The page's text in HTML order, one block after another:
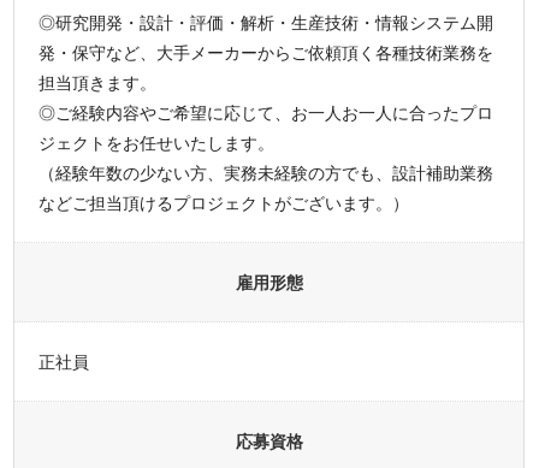
◎研究開発・設計・評価・解析・生産技術・情報システム開
発・保守など、大手メーカーからご依頼頂く各種技術業務を
担当頂きます。
◎ご経験内容やご希望に応じて、お一人お一人に合ったプロ
ジェクトをお任せいたします。
（経験年数の少ない方、実務未経験の方でも、設計補助業務
などご担当頂けるプロジェクトがございます。）
雇用形態
正社員
応募資格